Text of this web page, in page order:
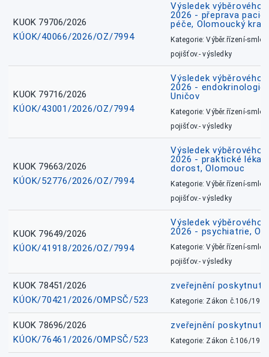
KUOK 79706/2026
KÚOK/40066/2026/OZ/7994
Výsledek výběrového
2026 - přeprava
péče, Olomoucký kraj
Kategorie: Výběr.řízení-
pojišťov.- výsledky
KUOK 79716/2026
KÚOK/43001/2026/OZ/7994
Výsledek výběrového
2026 - endokrinologie
Uničov
Kategorie: Výběr.řízení-
pojišťov.- výsledky
KUOK 79663/2026
KÚOK/52776/2026/OZ/7994
Výsledek výběrového
2026 - praktické
dorost, Olomouc
Kategorie: Výběr.řízení-
pojišťov.- výsledky
KUOK 79649/2026
KÚOK/41918/2026/OZ/7994
Výsledek výběrového
2026 - psychiatrie,
Kategorie: Výběr.řízení-
pojišťov.- výsledky
KUOK 78451/2026
KÚOK/70421/2026/OMPSČ/523
zveřejnění
Kategorie: Zákon č.106/1999
KUOK 78696/2026
KÚOK/76461/2026/OMPSČ/523
zveřejnění
Kategorie: Zákon č.106/1999